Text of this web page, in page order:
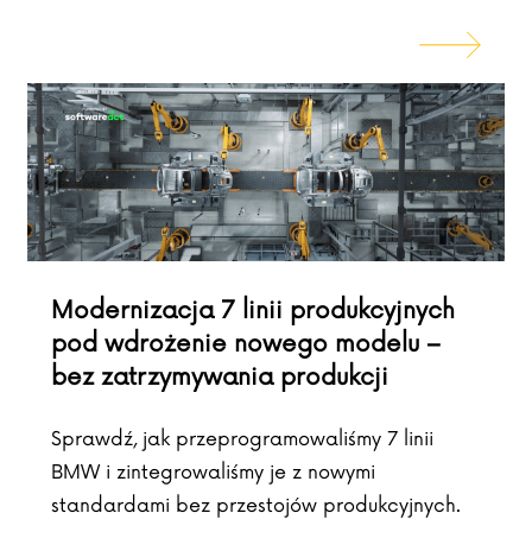
Modernizacja 7 linii produkcyjnych
pod wdrożenie nowego modelu –
bez zatrzymywania produkcji
Sprawdź, jak przeprogramowaliśmy 7 linii
BMW i zintegrowaliśmy je z nowymi
standardami bez przestojów produkcyjnych.